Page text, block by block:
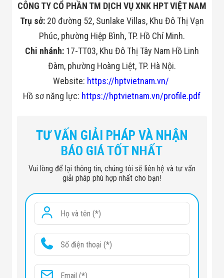
CÔNG TY CỔ PHẦN TM DỊCH VỤ XNK HPT VIỆT NAM
Trụ sở: 20 đường 52, Sunlake Villas, Khu Đô Thị Vạn
Phúc, phường Hiệp Bình, TP. Hồ Chí Minh.
Chi nhánh:17-TT03, Khu Đô Thị Tây Nam Hồ Linh
Đàm, phường Hoàng Liệt, TP. Hà Nội.
Website: https://hptvietnam.vn/
Hồ sơ năng lực: https://hptvietnam.vn/profile.pdf
TƯ VẤN GIẢI PHÁP VÀ NHẬN
BÁO GIÁ TỐT NHẤT
Vui lòng để lại thông tin, chúng tôi sẽ liên hệ và tư vấn
giải pháp phù hợp nhất cho bạn!